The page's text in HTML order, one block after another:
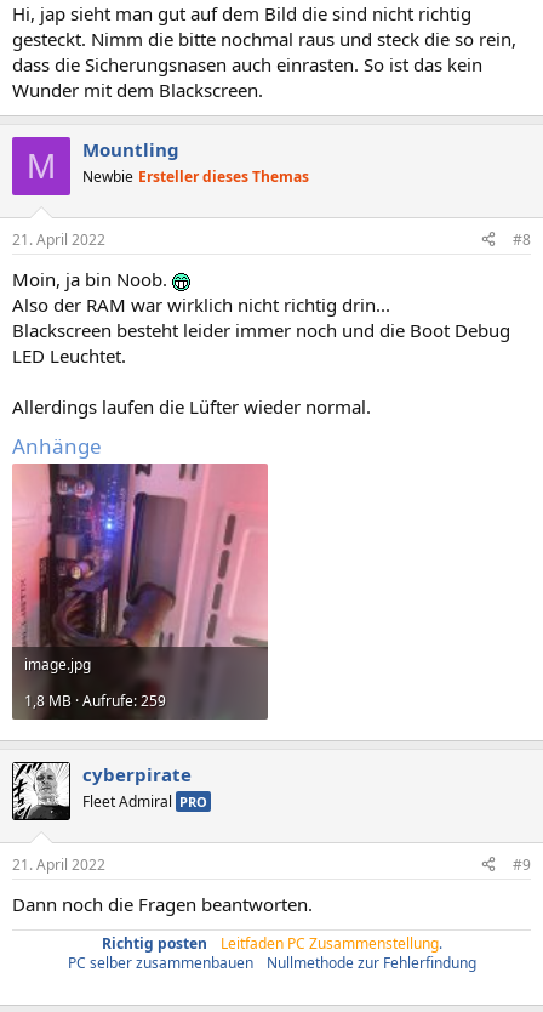
:
Hi, jap sieht man gut auf dem Bild die sind nicht richtig
gesteckt. Nimm die bitte nochmal raus und steck die so rein,
dass die Sicherungsnasen auch einrasten. So ist das kein
Wunder mit dem Blackscreen.
M Mountling
Newbie Ersteller dieses Themas
21. April 2022 #8
Moin, ja bin Noob.
Also der RAM war wirklich nicht richtig drin...
Blackscreen besteht leider immer noch und die Boot Debug
LED Leuchtet.
Allerdings laufen die Lüfter wieder normal.
Anhänge
image.jpg
1,8 MB · Aufrufe: 259
cyberpirate
Fleet Admiral PRO
21. April 2022 #9
Dann noch die Fragen beantworten.
Richtig posten Leitfaden PC Zusammenstellung.
PC selber zusammenbauen
Nullmethode zur Fehlerfindung